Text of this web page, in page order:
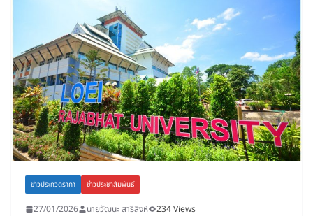
ข่าวประกวดราคา ข่าวประชาสัมพันธ์
27/01/2026 นายวัฒนะ สารีสิงห์ 234 Views